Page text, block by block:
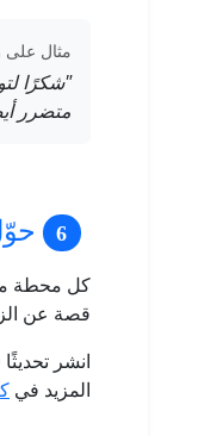
مثال على
"شكرًا
متضرر
حوّل 25 و50
قصة عن
انشر
المزيد في